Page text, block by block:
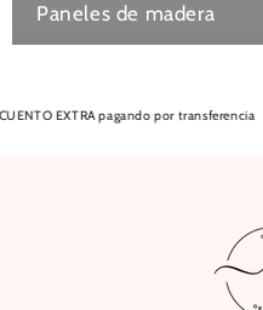
Paneles de madera
EXTRA pagando por transferencia